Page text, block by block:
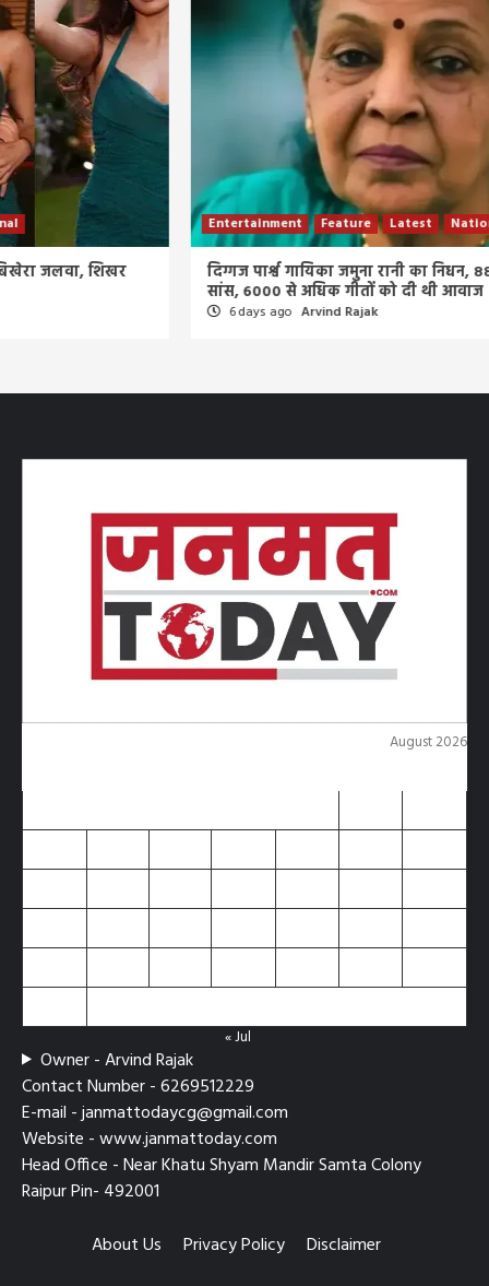
Entertainment Latest National
दिग्गज पार्श्व गायिका जमुना रानी का निधन, 88 वर्ष की उम्र में ली अंतिम
सांस, 6000 से अधिक गीतों को दी थी आवाज
August 2026
« Jul
Owner - Arvind Rajak
Contact Number - 6269512229
E-mail - janmattodaycg@gmail.com
Website - www.janmattoday.com
Head Office - Near Khatu Shyam Mandir Samta Colony
Raipur Pin- 492001
About Us
Privacy Policy
Disclaimer